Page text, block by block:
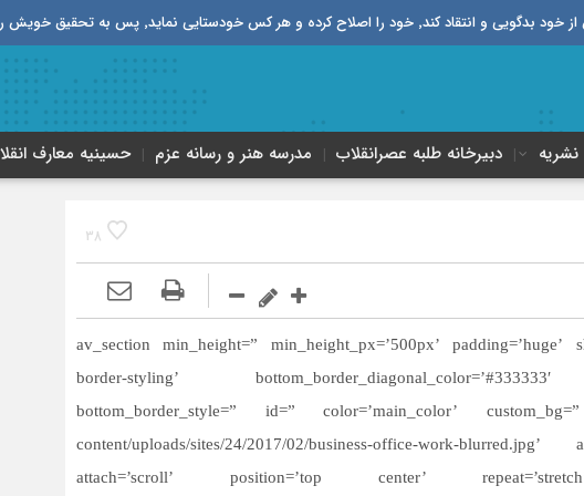
هر کس خودستایی نماید٬ پس به تحقیق خویش را تباه نموده است.
نشریه دبیرخانه طلبه‌ عصر‌انقلاب مدرسه هنر و رسانه عزم حسینیه معارف
38
[av_section min_height=” min_height_px=’500px’ padding=’huge’
border-styling’ bottom_border_diagonal_color=’#333333′
bottom_border_style=” id=” color=’main_color’ custom_bg=”
content/uploads/sites/24/2017/02/business-office-work-blurred.jpg’
attach=’scroll’ position=’top center’